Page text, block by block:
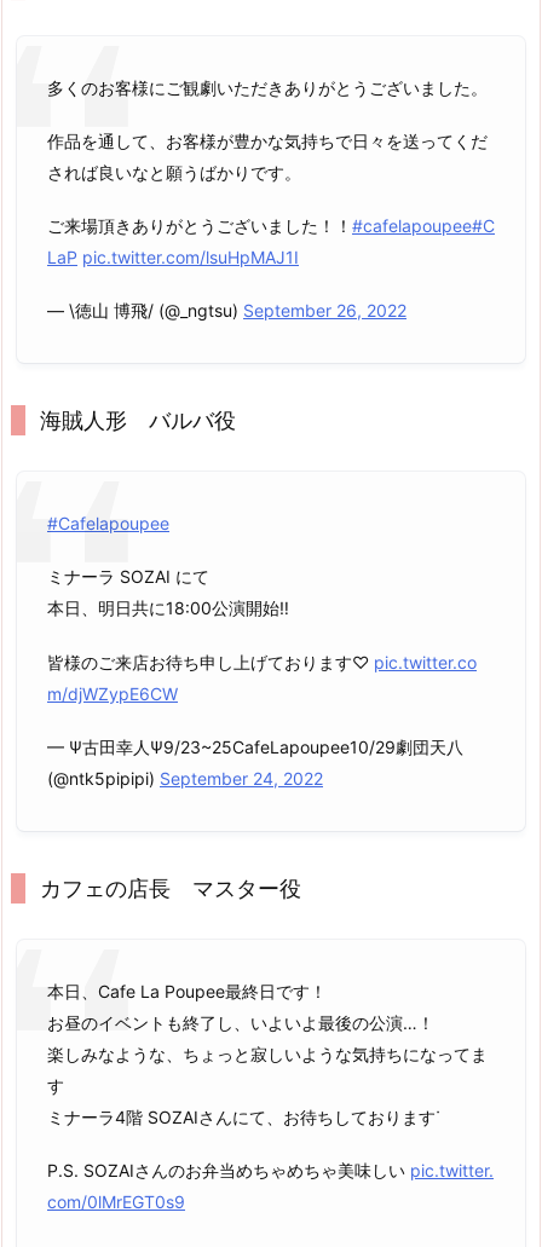
多くのお客様にご観劇いただきありがとうございました。
作品を通して、お客様が豊かな気持ちで日々を送ってくだ
されば良いなと願うばかりです。
ご来場頂きありがとうございました！！ #cafelapoupee#C
LaP pic.twitter.com/lsuHpMAJ1I
— \徳山 博飛/ (@_ngtsu) September 26, 2022
海賊人形 バルバ役
#Cafelapoupee
ミナーラ SOZAI にて
本日、明日共に18:00公演開始‼️
皆様のご来店お待ち申し上げております♡ pic.twitter.co
m/djWZypE6CW
— Ψ古田幸人Ψ9/23~25CafeLapoupee10/29劇団天八
(@ntk5pipipi) September 24, 2022
カフェの店長 マスター役
本日、Cafe La Poupee最終日です！
お昼のイベントも終了し、いよいよ最後の公演…！
楽しみなような、ちょっと寂しいような気持ちになってま
す
ミナーラ4階 SOZAIさんにて、お待ちしておりますᐝ
P.S. SOZAIさんのお弁当めちゃめちゃ美味しい pic.twitter.
com/0lMrEGT0s9